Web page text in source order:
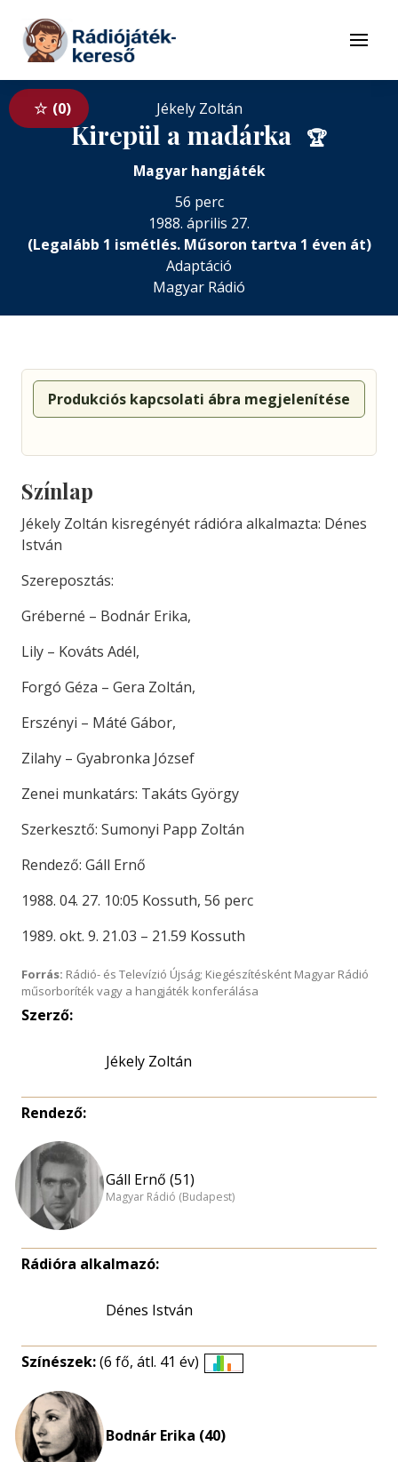
Tovább a tartalomhoz
Menü
0 Jékely Zoltán
Kirepül a madárka 🏆
Magyar hangjáték
56 perc
1988. április 27.
(Legalább 1 ismétlés. Műsoron tartva 1 éven át)
Adaptáció
Magyar Rádió
Produkciós kapcsolati ábra megjelenítése
Színlap
Jékely Zoltán kisregényét rádióra alkalmazta: Dénes
István
Szereposztás:
Gréberné – Bodnár Erika,
Lily – Kováts Adél,
Forgó Géza – Gera Zoltán,
Erszényi – Máté Gábor,
Zilahy – Gyabronka József
Zenei munkatárs: Takáts György
Szerkesztő: Sumonyi Papp Zoltán
Rendező: Gáll Ernő
1988. 04. 27. 10:05 Kossuth, 56 perc
1989. okt. 9. 21.03 – 21.59 Kossuth
Forrás: Rádió- és Televízió Újság; Kiegészítésként Magyar Rádió
műsorboríték vagy a hangjáték konferálása
Szerző:
Jékely Zoltán
Rendező:
Gáll Ernő (51)
Magyar Rádió (Budapest)
Rádióra alkalmazó:
Dénes István
Színészek:(6 fő, átl. 41 év)
Bodnár Erika (40)